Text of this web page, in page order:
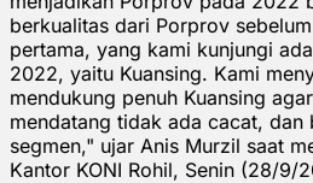
berkualitas dari Porprov
pertama, yang kami kunjungi
2022, yaitu Kuansing. Kami
mendukung penuh Kuansing
mendatang tidak ada cacat, dan
segmen," ujar Anis Murzil saat
Kantor KONI Rohil, Senin (28/9/